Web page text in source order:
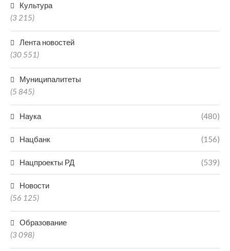
Культура
(3 215)
Лента новостей
(30 551)
Муниципалитеты
(5 845)
Наука (480)
Нацбанк (156)
Нацпроекты РД (539)
Новости
(56 125)
Образование
(3 098)